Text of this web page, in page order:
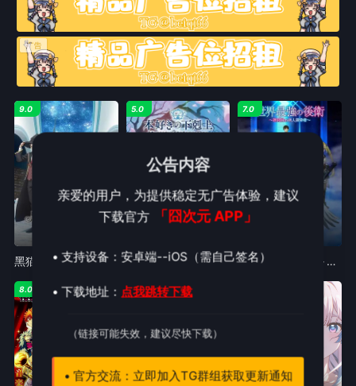
9.0
黑猫和魔女的课堂
5.0
小书痴的下克上领主的养女
7.0
世界最强的后卫～迷宫国的新人探索者
8.0 4.0
公告内容
亲爱的用户，为提供稳定无广告体验，建议
下载官方
「囧次元 APP」
• 支持设备：安卓端--iOS（需自己签名）
• 下载地址： 点我跳转下载
（链接可能失效，建议尽快下载）
• 官方交流：立即加入TG群组获取更新通知